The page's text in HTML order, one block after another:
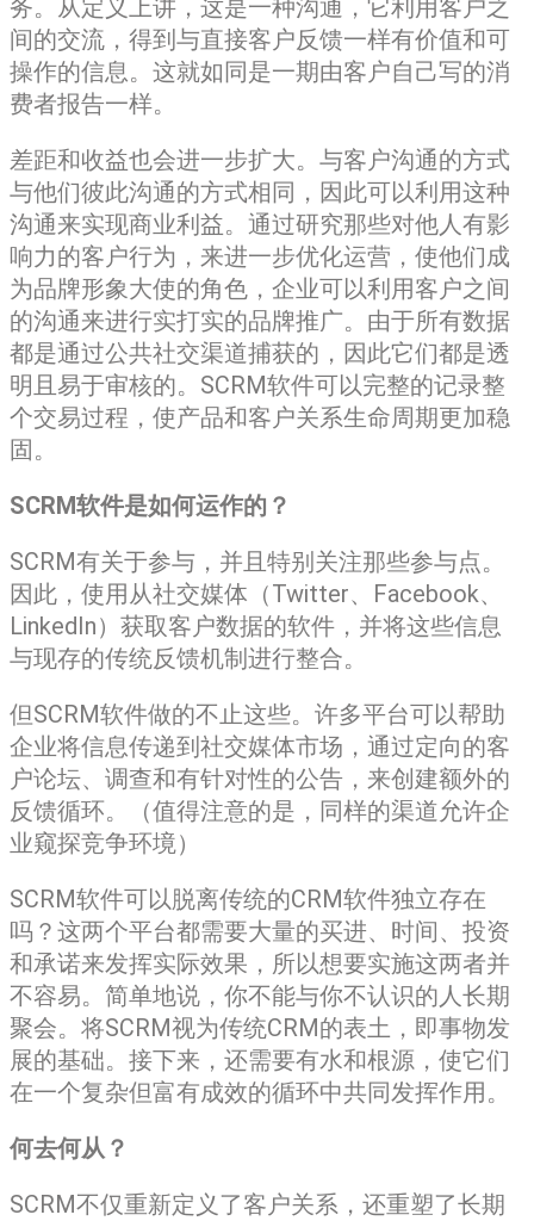
务。从定义上讲，这是一种沟通，它利用客户之
间的交流，得到与直接客户反馈一样有价值和可
操作的信息。这就如同是一期由客户自己写的消
费者报告一样。
差距和收益也会进一步扩大。与客户沟通的方式
与他们彼此沟通的方式相同，因此可以利用这种
沟通来实现商业利益。通过研究那些对他人有影
响力的客户行为，来进一步优化运营，使他们成
为品牌形象大使的角色，企业可以利用客户之间
的沟通来进行实打实的品牌推广。由于所有数据
都是通过公共社交渠道捕获的，因此它们都是透
明且易于审核的。SCRM软件可以完整的记录整
个交易过程，使产品和客户关系生命周期更加稳
固。
SCRM软件是如何运作的？
SCRM有关于参与，并且特别关注那些参与点。
因此，使用从社交媒体（Twitter、Facebook、
LinkedIn）获取客户数据的软件，并将这些信息
与现存的传统反馈机制进行整合。
但SCRM软件做的不止这些。许多平台可以帮助
企业将信息传递到社交媒体市场，通过定向的客
户论坛、调查和有针对性的公告，来创建额外的
反馈循环。（值得注意的是，同样的渠道允许企
业窥探竞争环境）
SCRM软件可以脱离传统的CRM软件独立存在
吗？这两个平台都需要大量的买进、时间、投资
和承诺来发挥实际效果，所以想要实施这两者并
不容易。简单地说，你不能与你不认识的人长期
聚会。将SCRM视为传统CRM的表土，即事物发
展的基础。接下来，还需要有水和根源，使它们
在一个复杂但富有成效的循环中共同发挥作用。
何去何从？
SCRM不仅重新定义了客户关系，还重塑了长期